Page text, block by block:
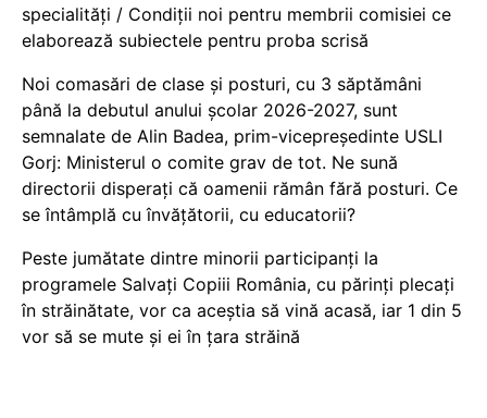
specialități / Condiții noi pentru membrii comisiei ce
elaborează subiectele pentru proba scrisă
Noi comasări de clase și posturi, cu 3 săptămâni
până la debutul anului școlar 2026-2027, sunt
semnalate de Alin Badea, prim-vicepreședinte USLI
Gorj: Ministerul o comite grav de tot. Ne sună
directorii disperați că oamenii rămân fără posturi. Ce
se întâmplă cu învățătorii, cu educatorii?
Peste jumătate dintre minorii participanți la
programele Salvați Copiii România, cu părinți plecați
în străinătate, vor ca aceștia să vină acasă, iar 1 din 5
vor să se mute și ei în țara străină